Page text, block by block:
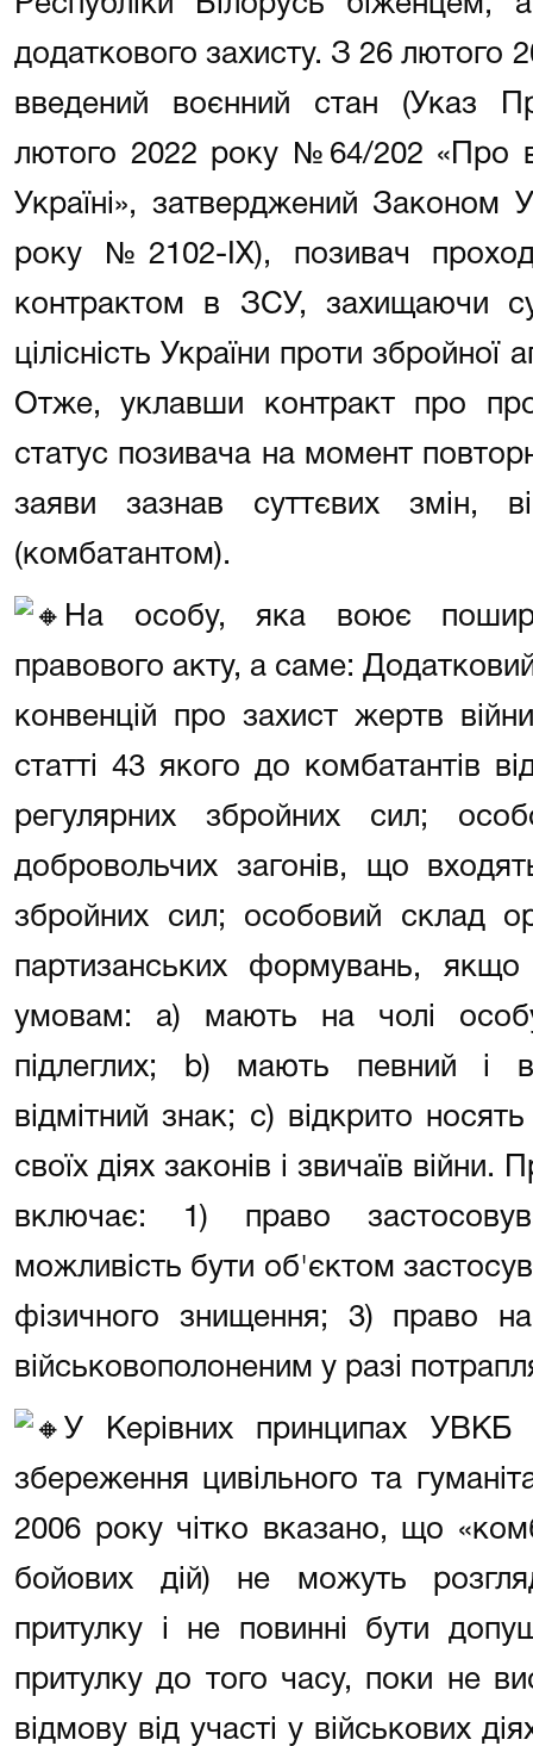
додаткового захисту. З 26 лютого
введений воєнний стан (Указ
лютого 2022 року №64/202 «Про
Україні», затверджений Законом
року №2102-IX), позивач
контрактом в ЗСУ, захищаючи
цілісність України проти збройної
Отже, уклавши контракт про
статус позивача на момент
заяви зазнав суттєвих
(комбатантом).
На особу, яка воює
правового акту, а саме:
конвенцій про захист жертв
статті 43 якого до комбатантів
регулярних збройних сил;
добровольчих загонів, що
збройних сил; особовий склад
партизанських формувань, якщо
умовам: а) мають на чолі
підлеглих; b) мають певний і
відмітний знак; с) відкрито
своїх діях законів і звичаїв
включає: 1) право
можливість бути об'єктом
фізичного знищення; 3) право
військовополоненим у разі
У Керівних принципах
збереження цивільного та
2006 року чітко вказано, що
бойових дій) не можуть
притулку і не повинні бути
притулку до того часу, поки не
відмову від участі у військових